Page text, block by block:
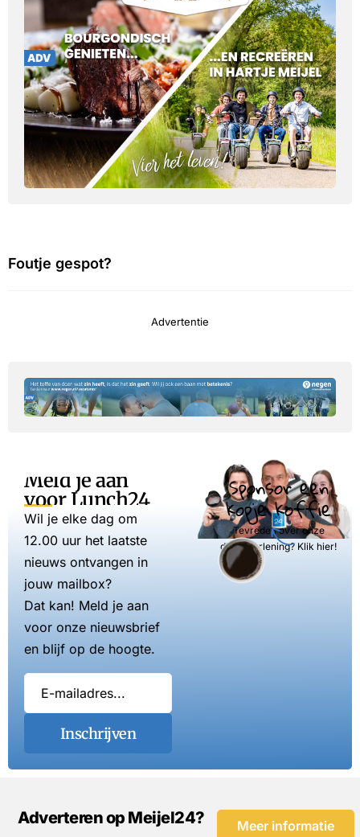
Foutje gespot?
Advertentie
Meld je aan
voor Lunch24
Wil je elke dag om
12.00 uur het laatste
nieuws ontvangen in
jouw mailbox?
Dat kan! Meld je aan
voor onze nieuwsbrief
en blijf op de hoogte.
Inschrijven
Sponsor een
kopje koffie
Tevreden over onze
dienstverlening? Klik hier!
Adverteren op Meijel24? Meer informatie